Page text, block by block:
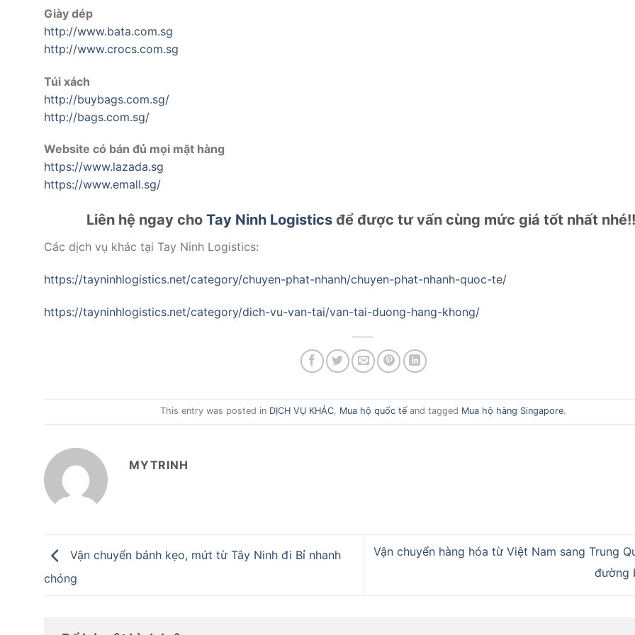
Giày dép
http://www.bata.com.sg
http://www.crocs.com.sg
Túi xách
http://buybags.com.sg/
http://bags.com.sg/
Website có bán đủ mọi mặt hàng
https://www.lazada.sg
https://www.emall.sg/
Liên hệ ngay cho Tay Ninh Logisticsđể được tư vấn cùng mức giá tốt nhất
Các dịch vụ khác tại Tay Ninh Logistics:
https://tayninhlogistics.net/category/chuyen-phat-nhanh/chuyen-phat-nhanh-quoc-te/
https://tayninhlogistics.net/category/dich-vu-van-tai/van-tai-duong-hang-khong/
This entry was posted in DỊCH VỤ KHÁC, Mua hộ quốc tếand tagged Mua hộ hàng Singapore.
MYTRINH
Vận chuyển bánh kẹo, mứt từ Tây Ninh đi Bỉ nhanh
chóng
Vận chuyển hàng hóa từ Việt Nam sang Trung
đường